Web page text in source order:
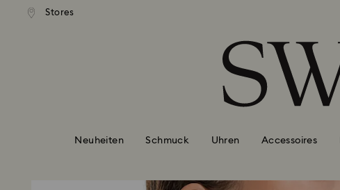
Liste Tastaturkürzel
Stores
Standardversand ab 99 EUR
Neuheiten Schmuck Uhren Accessoires